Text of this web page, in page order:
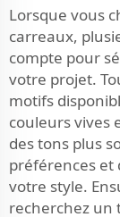
Lorsque vous
carreaux,
compte pour
votre projet.
motifs
couleurs vives
des tons plus
préférences et
votre style.
recherchez un